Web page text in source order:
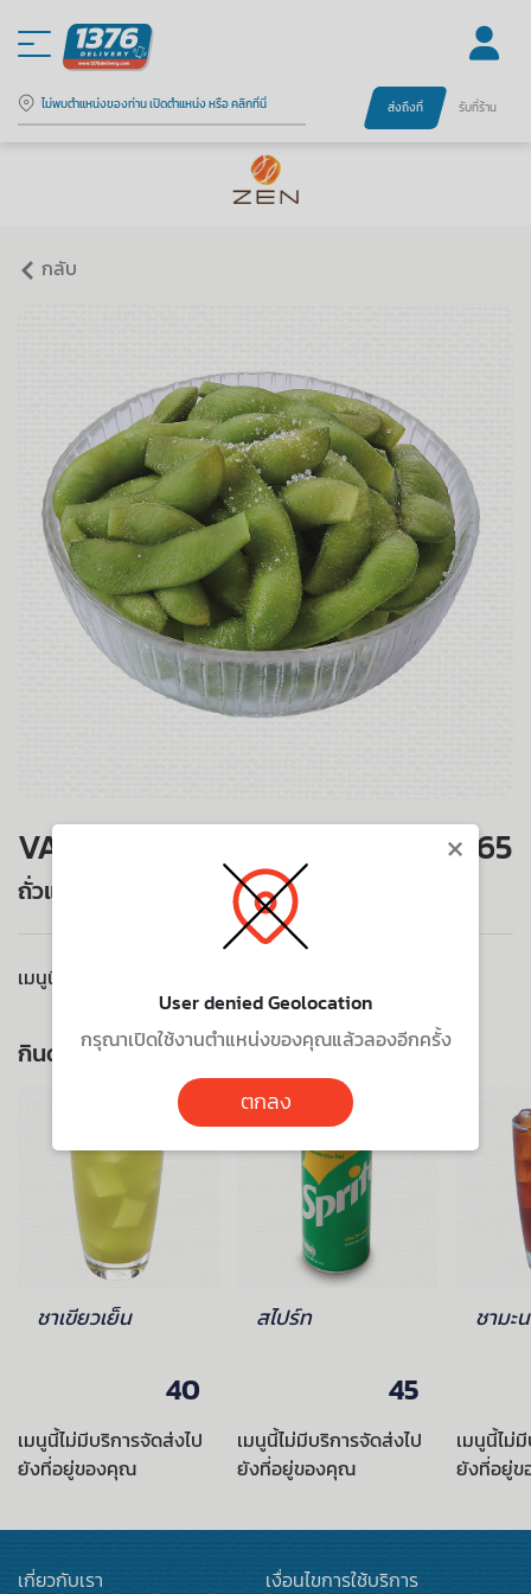
ไม่พบตำแหน่งของท่าน เปิดตำแหน่ง หรือ คลิกที่นี่ ส่งถึงที่ รับที่ร้าน
กลับ
VALUE SET 65
ถั่วแระญี่ปุ่น
เมนูนี้ไม่มีบริการจัดส่งไปยังที่อยู่ของคุณ
กินด้วยกัน ยิ่งอร่อย
ชาเขียวเย็น
40
เมนูนี้ไม่มีบริการจัดส่งไป
ยังที่อยู่ของคุณ
สไปร์ท
45
เมนูนี้ไม่มีบริการจัดส่งไป
ยังที่อยู่ของคุณ
ชามะ
เมนูนี้ไม่
ยังที่อยู่
เกี่ยวกับเรา เงื่อนไขการใช้บริการ
×
User denied Geolocation
กรุณาเปิดใช้งานตำแหน่งของคุณแล้วลองอีกครั้ง
ตกลง